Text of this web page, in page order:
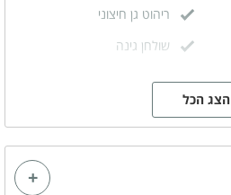
ריהוט גן חיצוני
שולחן גינה
הצג הכל